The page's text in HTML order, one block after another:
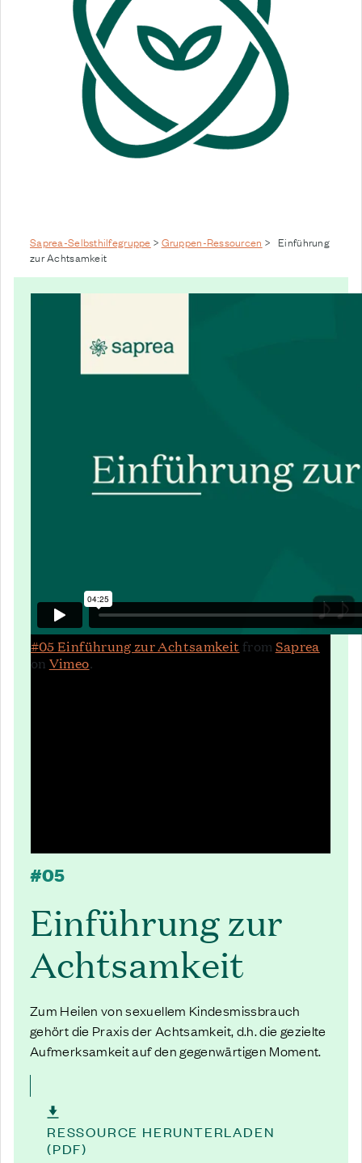
Saprea-Selbsthilfegruppe > Gruppen-Ressourcen > Einführung
zur Achtsamkeit
#05 Einführung zur Achtsamkeit fromSaprea
on Vimeo.
#05
Einführung zur
Achtsamkeit
Zum Heilen von sexuellem Kindesmissbrauch
gehört die Praxis der Achtsamkeit, d.h. die gezielte
Aufmerksamkeit auf den gegenwärtigen Moment.
RESSOURCE HERUNTERLADEN
(PDF)